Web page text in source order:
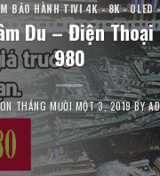
BẢO HÀNH TIVI 4K - 8K - OLED
Du – Điện
980
THÁNG MƯỜI MỘT 3, 2019BY